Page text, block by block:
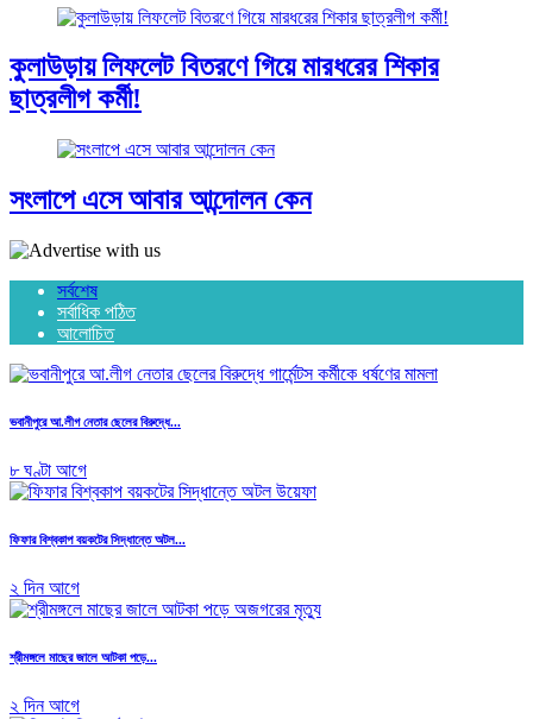
কুলাউড়ায় লিফলেট বিতরণে গিয়ে মারধরের শিকার
ছাত্রলীগ কর্মী!
সংলাপে এসে আবার আন্দোলন কেন
সর্বশেষ
সর্বাধিক পঠিত
আলোচিত
ভবানীপুরে আ.লীগ নেতার ছেলের বিরুদ্ধে...
৮ ঘণ্টা আগে
ফিফার বিশ্বকাপ বয়কটের সিদ্ধান্তে অটল...
২ দিন আগে
শ্রীমঙ্গলে মাছের জালে আটকা পড়ে...
২ দিন আগে